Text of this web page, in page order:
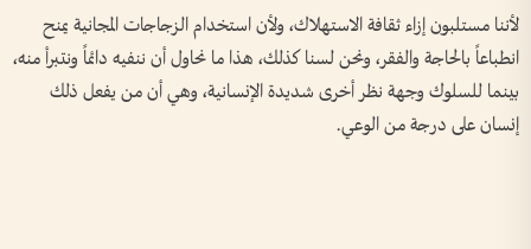
لأننا مستلبون إزاء ثقافة الاستهلاك، ولأن استخدام الزجاجات المجانية يمنح
انطباعاً بالحاجة والفقر، ونحن لسنا كذلك، هذا ما نحاول أن ننفيه دائماً ونتبرأ منه،
بينما للسلوك وجهة نظر أخرى شديدة الإنسانية، وهي أن من يفعل ذلك
إنسان على درجة من الوعي.